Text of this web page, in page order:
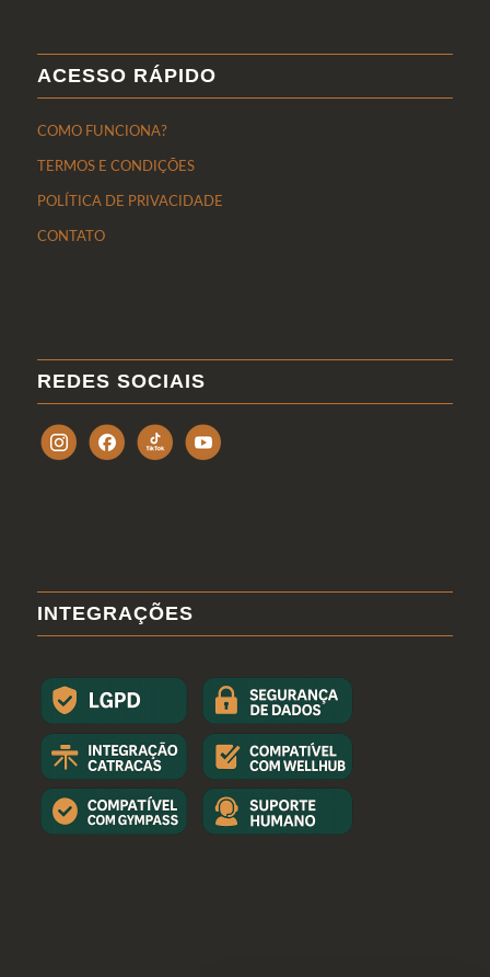
ACESSO RÁPIDO
COMO FUNCIONA?
TERMOS E CONDIÇÕES
POLÍTICA DE PRIVACIDADE
CONTATO
REDES SOCIAIS
INTEGRAÇÕES